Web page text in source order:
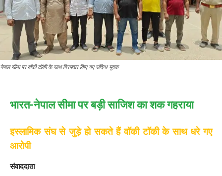
नेपाल सीमा पर वॉकी टॉकी के साथ गिरफ्तार किए गए संदिग्ध युवक
भारत-नेपाल सीमा पर बड़ी साजिश का शक गहराया
इस्लामिक संघ से जुड़े हो सकते हैं वॉकी टॉकी के साथ धरे गए
आरोपी
संवाददाता